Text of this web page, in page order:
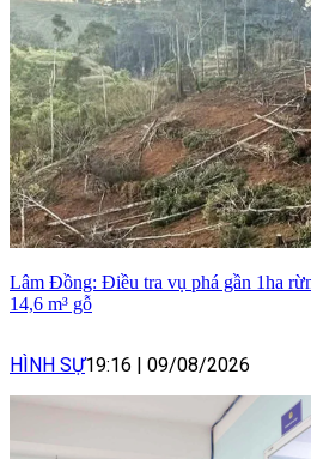
Lâm Đồng: Điều tra vụ phá gần 1ha
14,6 m³ gỗ
HÌNH SỰ19:16 | 09/08/2026